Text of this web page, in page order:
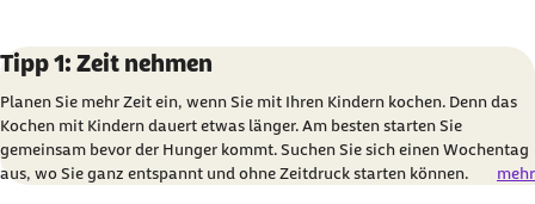
Karussell mit 10 Elementen
Element 1 von 10
Tipp 1: Zeit nehmen
Planen Sie mehr Zeit ein, wenn Sie mit Ihren Kindern kochen. Denn das
Kochen mit Kindern dauert etwas länger. Am besten starten Sie
gemeinsam bevor der Hunger kommt. Suchen Sie sich einen Wochentag
aus, wo Sie ganz entspannt und ohne Zeitdruck starten können.
mehr